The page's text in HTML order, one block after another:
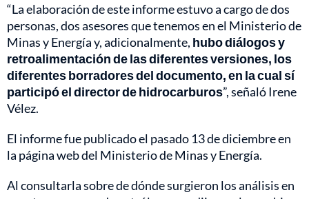
“La elaboración de este informe estuvo a cargo de dos
personas, dos asesores que tenemos en el Ministerio de
Minas y Energía y, adicionalmente, hubo diálogos y
retroalimentación de las diferentes versiones, los
diferentes borradores del documento, en la cual sí
participó el director de hidrocarburos”, señaló Irene
Vélez.
El informe fue publicado el pasado 13 de diciembre en
la página web del Ministerio de Minas y Energía.
Al consultarla sobre de dónde surgieron los análisis en